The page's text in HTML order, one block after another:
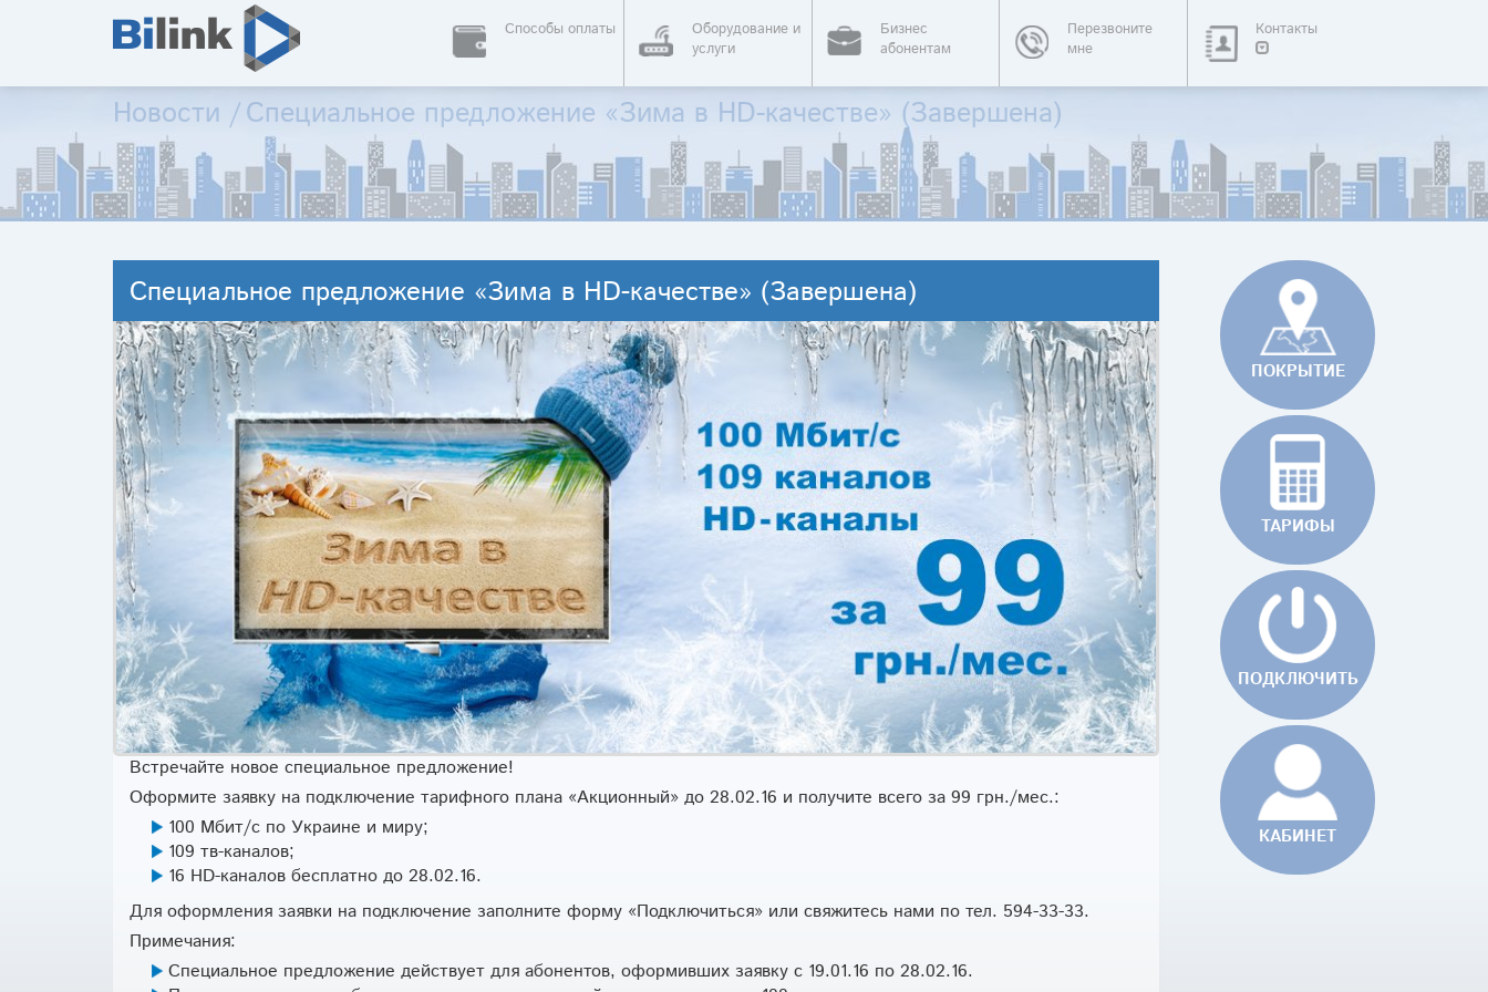
Способы оплаты
Оборудование и
услуги
Бизнес
абонентам
Перезвоните
мне
Контакты
Новости /Специальное предложение «Зима в HD-качестве» (Завершена)
Специальное предложение «Зима в HD-качестве» (Завершена)
Встречайте новое специальное предложение!
Оформите заявку на подключение тарифного плана «Акционный» до 28.02.16 и получите всего за 99 грн./мес.:
100 Мбит/с по Украине и миру;
109 тв-каналов;
16 HD-каналов бесплатно до 28.02.16.
Для оформления заявки на подключение заполните форму «Подключиться» или свяжитесь нами по тел. 594-33-33.
Примечания:
Специальное предложение действует для абонентов, оформивших заявку с 19.01.16 по 28.02.16.
ПОКРЫТИЕ
TAРИФЫ
ПОДКЛЮЧИТЬ
КАБИНЕТ